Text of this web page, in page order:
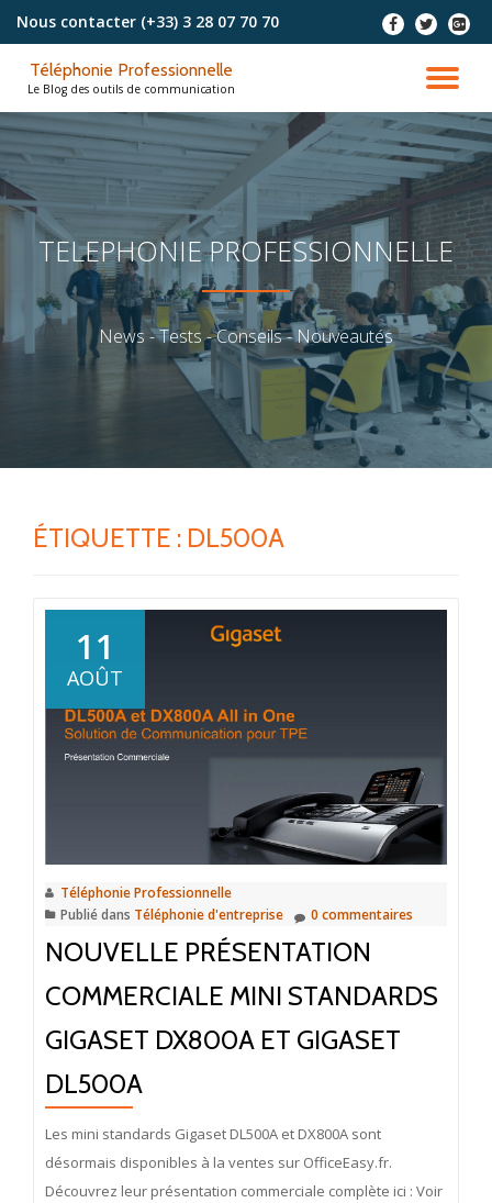
contenu
Nous contacter (+33) 3 28 07 70 70 - - -
LA
Téléphonie Professionnelle
Le Blog des outils de communication
TELEPHONIE PROFESSIONNELLE
News - Tests - Conseils - Nouveautés
ÉTIQUETTE : DL500A
11
AOÛT
Téléphonie Professionnelle
Publié dans Téléphonie d'entreprise 0 commentaires
NOUVELLE PRÉSENTATION
COMMERCIALE MINI STANDARDS
GIGASET DX800A ET GIGASET
DL500A
Les mini standards Gigaset DL500A et DX800A sont
désormais disponibles à la ventes sur OfficeEasy.fr.
Découvrez leur présentation commerciale complète ici : Voir